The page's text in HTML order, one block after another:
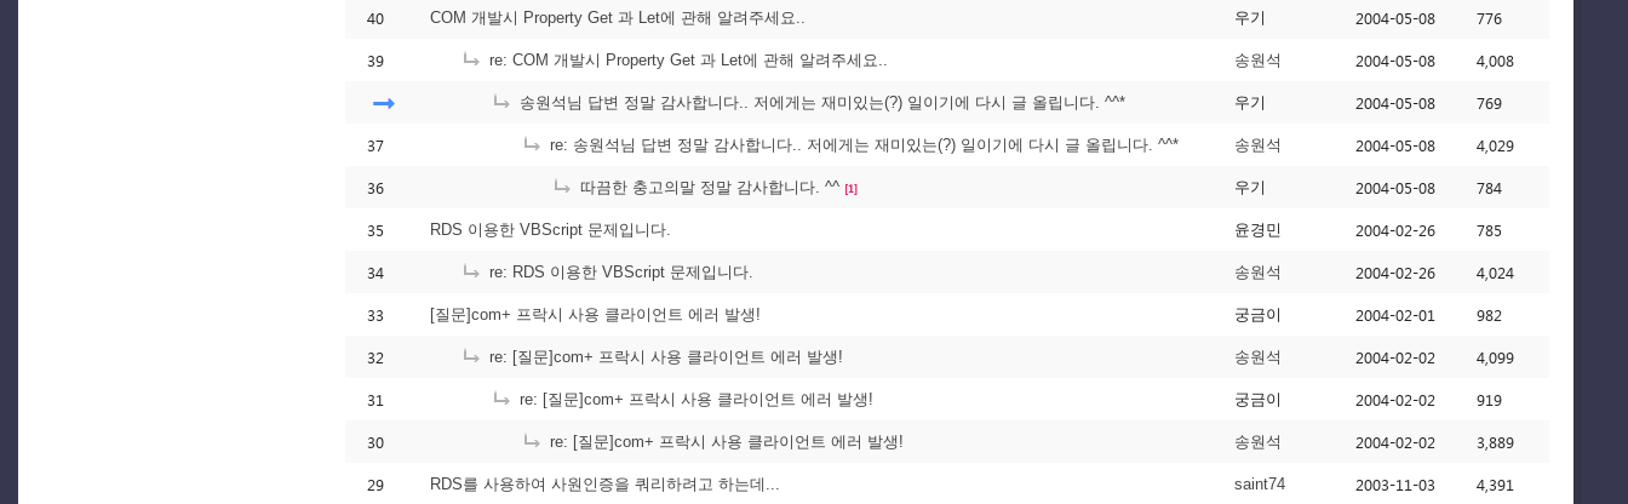
40 COM 개발시 Property Get 과 Let에 관해 알려주세요.. 우기 2004-05-08 776
39 re: COM 개발시 Property Get 과 Let에 관해 알려주세요.. 송원석 2004-05-08 4,008
송원석님 답변 정말 감사합니다.. 저에게는 재미있는(?) 일이기에 다시 글 올립니다. ^^* 우기 2004-05-08 769
37 re: 송원석님 답변 정말 감사합니다.. 저에게는 재미있는(?) 일이기에 다시 글 올립니다. ^^* 송원석 2004-05-08 4,029
36 따끔한 충고의말 정말 감사합니다. ^^ [1] 우기 2004-05-08 784
35 RDS 이용한 VBScript 문제입니다. 윤경민 2004-02-26 785
34 re: RDS 이용한 VBScript 문제입니다. 송원석 2004-02-26 4,024
33 [질문]com+ 프락시 사용 클라이언트 에러 발생! 궁금이 2004-02-01 982
32 re: [질문]com+ 프락시 사용 클라이언트 에러 발생! 송원석 2004-02-02 4,099
31 re: [질문]com+ 프락시 사용 클라이언트 에러 발생! 궁금이 2004-02-02 919
30 re: [질문]com+ 프락시 사용 클라이언트 에러 발생! 송원석 2004-02-02 3,889
29 RDS를 사용하여 사원인증을 쿼리하려고 하는데... saint74 2003-11-03 4,391